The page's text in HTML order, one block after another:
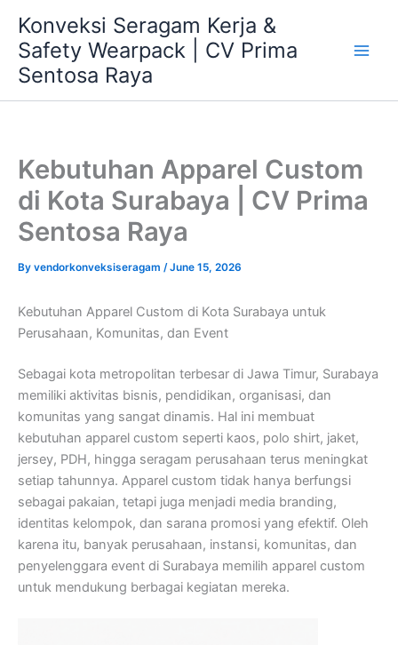
content
Konveksi Seragam Kerja &
Safety Wearpack | CV Prima
Sentosa Raya
Kebutuhan Apparel Custom
di Kota Surabaya | CV Prima
Sentosa Raya
By vendorkonveksiseragam /June 15, 2026
Kebutuhan Apparel Custom di Kota Surabaya untuk
Perusahaan, Komunitas, dan Event
Sebagai kota metropolitan terbesar di Jawa Timur, Surabaya
memiliki aktivitas bisnis, pendidikan, organisasi, dan
komunitas yang sangat dinamis. Hal ini membuat
kebutuhan apparel custom seperti kaos, polo shirt, jaket,
jersey, PDH, hingga seragam perusahaan terus meningkat
setiap tahunnya. Apparel custom tidak hanya berfungsi
sebagai pakaian, tetapi juga menjadi media branding,
identitas kelompok, dan sarana promosi yang efektif. Oleh
karena itu, banyak perusahaan, instansi, komunitas, dan
penyelenggara event di Surabaya memilih apparel custom
untuk mendukung berbagai kegiatan mereka.